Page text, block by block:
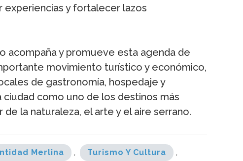
experiencias y fortalecer lazos
acompaña y promueve esta agenda de
movimiento turístico y económico,
de gastronomía, hospedaje y
ciudad como uno de los destinos más
la naturaleza, el arte y el aire serrano.
Merlina , Turismo Y Cultura ,